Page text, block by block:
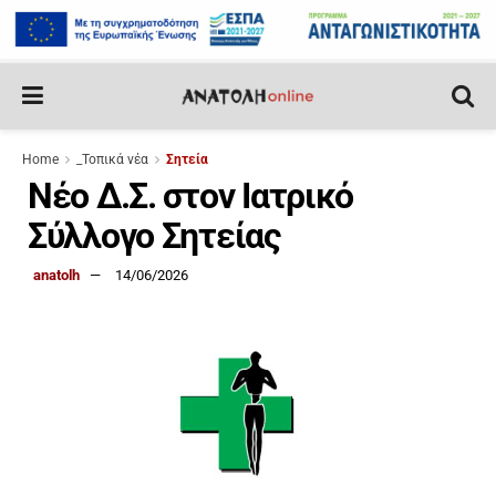
Home _Τοπικά νέα Σητεία
Νέο Δ.Σ. στον Ιατρικό
Σύλλογο Σητείας
anatolh 14/06/2026